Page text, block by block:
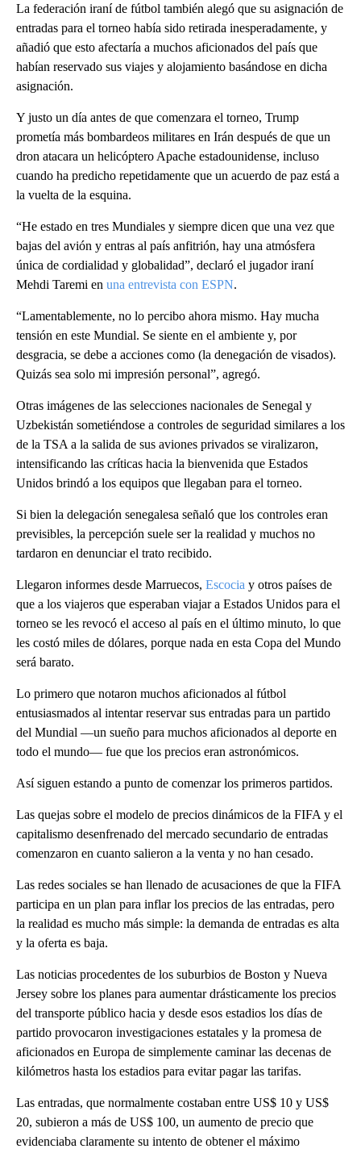
La federación iraní de fútbol también alegó que su asignación de
entradas para el torneo había sido retirada inesperadamente, y
añadió que esto afectaría a muchos aficionados del país que
habían reservado sus viajes y alojamiento basándose en dicha
asignación.
Y justo un día antes de que comenzara el torneo, Trump
prometía más bombardeos militares en Irán después de que un
dron atacara un helicóptero Apache estadounidense, incluso
cuando ha predicho repetidamente que un acuerdo de paz está a
la vuelta de la esquina.
“He estado en tres Mundiales y siempre dicen que una vez que
bajas del avión y entras al país anfitrión, hay una atmósfera
única de cordialidad y globalidad”, declaró el jugador iraní
Mehdi Taremi en una entrevista con ESPN.
“Lamentablemente, no lo percibo ahora mismo. Hay mucha
tensión en este Mundial. Se siente en el ambiente y, por
desgracia, se debe a acciones como (la denegación de visados).
Quizás sea solo mi impresión personal”, agregó.
Otras imágenes de las selecciones nacionales de Senegal y
Uzbekistán sometiéndose a controles de seguridad similares a los
de la TSA a la salida de sus aviones privados se viralizaron,
intensificando las críticas hacia la bienvenida que Estados
Unidos brindó a los equipos que llegaban para el torneo.
Si bien la delegación senegalesa señaló que los controles eran
previsibles, la percepción suele ser la realidad y muchos no
tardaron en denunciar el trato recibido.
Llegaron informes desde Marruecos, Escocia y otros países de
que a los viajeros que esperaban viajar a Estados Unidos para el
torneo se les revocó el acceso al país en el último minuto, lo que
les costó miles de dólares, porque nada en esta Copa del Mundo
será barato.
Lo primero que notaron muchos aficionados al fútbol
entusiasmados al intentar reservar sus entradas para un partido
del Mundial —un sueño para muchos aficionados al deporte en
todo el mundo— fue que los precios eran astronómicos.
Así siguen estando a punto de comenzar los primeros partidos.
Las quejas sobre el modelo de precios dinámicos de la FIFA y el
capitalismo desenfrenado del mercado secundario de entradas
comenzaron en cuanto salieron a la venta y no han cesado.
Las redes sociales se han llenado de acusaciones de que la FIFA
participa en un plan para inflar los precios de las entradas, pero
la realidad es mucho más simple: la demanda de entradas es alta
y la oferta es baja.
Las noticias procedentes de los suburbios de Boston y Nueva
Jersey sobre los planes para aumentar drásticamente los precios
del transporte público hacia y desde esos estadios los días de
partido provocaron investigaciones estatales y la promesa de
aficionados en Europa de simplemente caminar las decenas de
kilómetros hasta los estadios para evitar pagar las tarifas.
Las entradas, que normalmente costaban entre US$ 10 y US$
20, subieron a más de US$ 100, un aumento de precio que
evidenciaba claramente su intento de obtener el máximo